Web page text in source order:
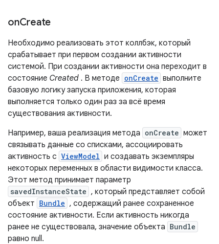
onCreate
Необходимо реализовать этот коллбэк, который
срабатывает при первом создании активности
системой. При создании активности она переходит в
состояние Created . В методе onCreate выполните
базовую логику запуска приложения, которая
выполняется только один раз за всё время
существования активности.
Например, ваша реализация метода onCreate может
связывать данные со списками, ассоциировать
активность с ViewModel и создавать экземпляры
некоторых переменных в области видимости класса.
Этот метод принимает параметр
savedInstanceState , который представляет собой
объект Bundle , содержащий ранее сохраненное
состояние активности. Если активность никогда
ранее не существовала, значение объекта Bundle
равно null.